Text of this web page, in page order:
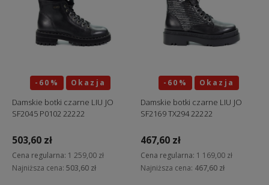
-60% Okazja
Damskie botki czarne LIU JO
SF2045 P0102 22222
503,60 zł
Cena regularna: 1 259,00 zł
Najniższa cena: 503,60 zł
-60% Okazja
Damskie botki czarne LIU JO
SF2169 TX294 22222
467,60 zł
Cena regularna: 1 169,00 zł
Najniższa cena: 467,60 zł